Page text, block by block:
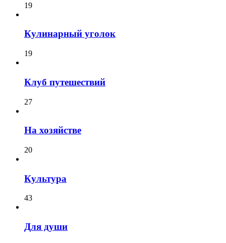
19
Кулинарный уголок
19
Клуб путешествий
27
На хозяйстве
20
Культура
43
Для души